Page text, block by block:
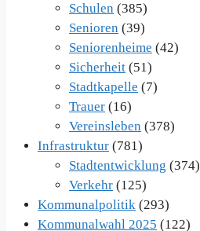
Schulen (385)
Senioren (39)
Seniorenheime (42)
Sicherheit (51)
Stadtkapelle (7)
Trauer (16)
Vereinsleben (378)
Infrastruktur (781)
Stadtentwicklung (374)
Verkehr (125)
Kommunalpolitik (293)
Kommunalwahl 2025 (122)